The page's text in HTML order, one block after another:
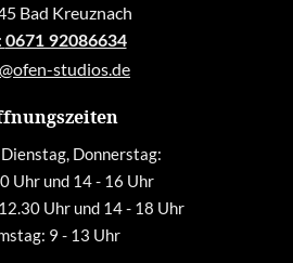
Bad Kreuznach
0671 92086634
studios.de
Donnerstag:
Uhr und 14 - 16 Uhr
Uhr und 14 - 18 Uhr
9 - 13 Uhr